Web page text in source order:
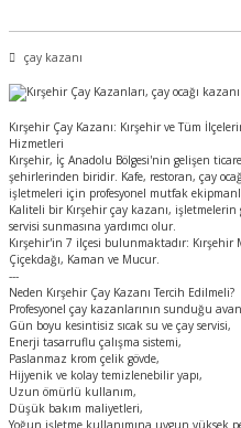
çay kazanı
Kırşehir Çay Kazanı: Kırşehir ve Tüm
Hizmetleri
Kırşehir, İç Anadolu Bölgesi'nin gelişen
şehirlerinden biridir. Kafe, restoran, çay
işletmeleri için profesyonel mutfak
Kaliteli bir Kırşehir çay kazanı,
servisi sunmasına yardımcı olur.
Kırşehir'in 7 ilçesi bulunmaktadır: Kırşehir
Çiçekdağı, Kaman ve Mucur.
---
Neden Kırşehir Çay Kazanı Tercih Edilmeli?
Profesyonel çay kazanlarının sunduğu
Gün boyu kesintisiz sıcak su ve çay servisi,
Enerji tasarruflu çalışma sistemi,
Paslanmaz krom çelik gövde,
Hijyenik ve kolay temizlenebilir yapı,
Uzun ömürlü kullanım,
Düşük bakım maliyetleri,
ÇAY KAZANLARI
GAZLI + ELEKTRİKLİ ÇAY